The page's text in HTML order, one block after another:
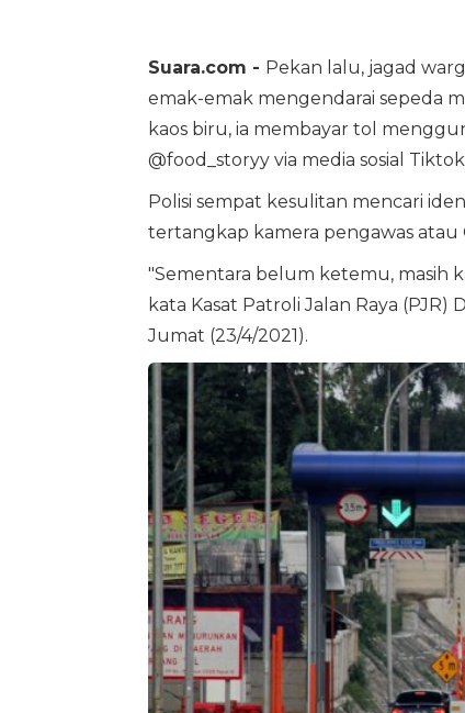
Suara.com - Pekan lalu, jagad
emak-emak mengendarai sepeda
kaos biru, ia membayar tol
@food_storyy via media sosial
Polisi sempat kesulitan mencari
tertangkap kamera pengawas atau
"Sementara belum ketemu, masih
kata Kasat Patroli Jalan Raya
Jumat (23/4/2021).